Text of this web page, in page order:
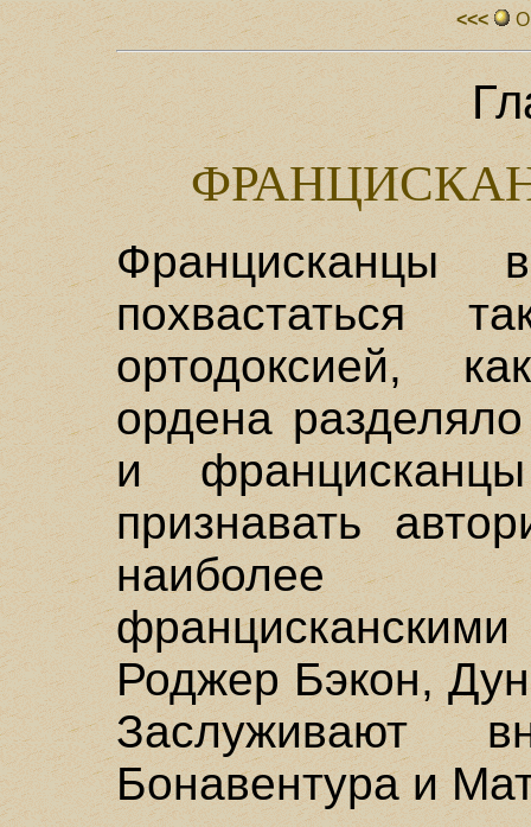
<<<
похвастаться
ортодоксией,
ордена
и
признавать
наиболее
Роджер Бэкон,
Заслуживают
Бонавентура и